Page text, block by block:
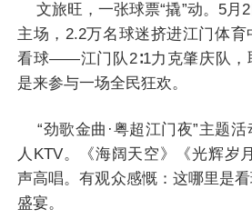
文旅旺，一张球票“撬”动。5月
主场，2.2万名球迷挤进江门体
看球——江门队2∶1力克肇庆队
是来参与一场全民狂欢。
“劲歌金曲·粤超江门夜”主题活
人KTV。《海阔天空》《光辉岁
声高唱。有观众感慨：这哪里是
盛宴。